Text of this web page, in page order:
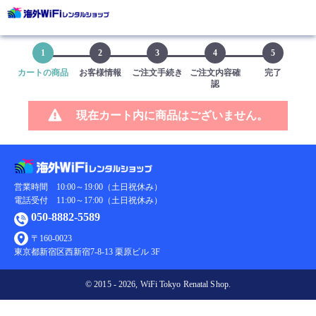
ショッピングカート
1
カートの商品
2
お客様情報
3
ご注文手続き
4
ご注文内容確
認
5
完了
現在カート内に商品はございません。
営業時間 10:00～19:00（土日祝休み）
電話受付 11:00～17:00（土日祝休み）
050-8882-5589
〒160-0023
東京都新宿区西新宿7-8-13 栗原ビル 3F
© 2015 - 2026, WiFi Tokyo Renatal Shop.